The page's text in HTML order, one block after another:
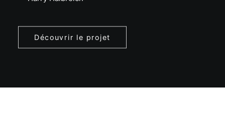
Découvrir le projet